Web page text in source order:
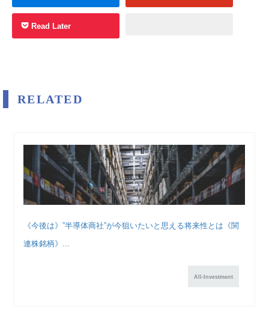
Read Later
RELATED
《今後は》”半導体商社”が今狙いたいと思える将来性とは《関
連株銘柄》...
All-Investment